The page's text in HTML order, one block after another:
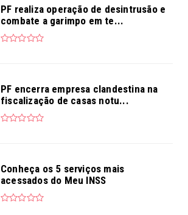
PF realiza operação de desintrusão e
combate a garimpo em te...
PF encerra empresa clandestina na
fiscalização de casas notu...
Conheça os 5 serviços mais
acessados do Meu INSS